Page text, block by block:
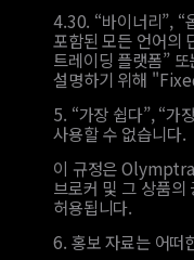
4.30. “바이너리”,
포함된 모든 언어의
트레이딩 플랫폼”
설명하기 위해
5. “가장 쉽다”, “가
사용할 수 없습니다.
이 규정은
브로커 및 그 상품의
허용됩니다.
6. 홍보 자료는 어떠